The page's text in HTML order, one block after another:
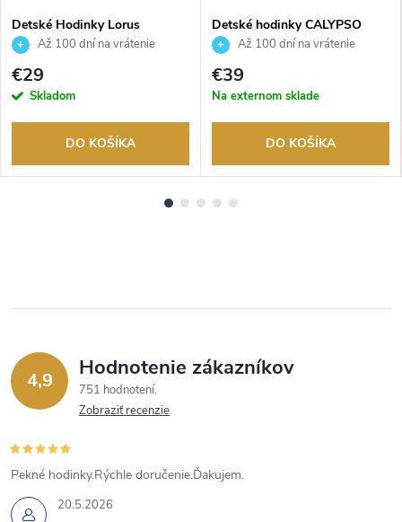
Detské Hodinky Lorus
RRX51HX9
Až 100 dní na vrátenie
tovaru. Autorizovaný predajca.
€29
Skladom
DO KOŠÍKA
Detské hodinky CALYPSO
K5776/6Až 100 dní na vrátenie
tovaru. Autorizovaný predajca.
€39
Na externom sklade
DO KOŠÍKA
4,9 Hodnotenie zákazníkov
751 hodnotení
Zobraziť recenzie
20.5.2026
Pekné hodinky.Rýchle doručenie.Ďakujem.